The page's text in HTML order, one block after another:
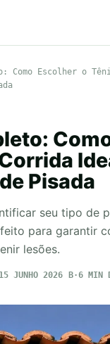
Como Escolher o
Pisada
seu tipo de
para garantir
lesões.
JUNHO 2026
6 MIN